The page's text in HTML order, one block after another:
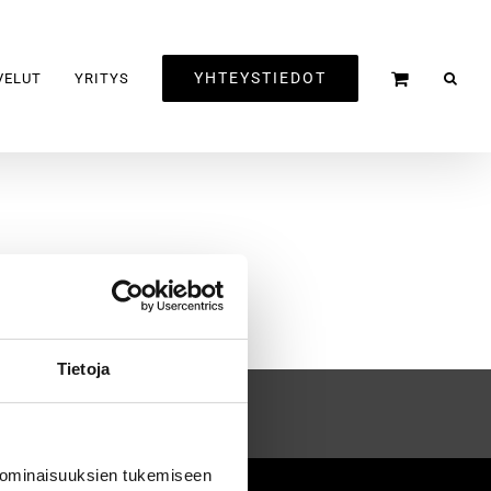
Tietoja
tukemiseen
YRITYS YHTEYSTIEDOT